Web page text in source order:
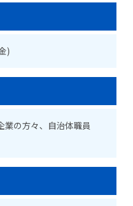
)
業の方々、自治体職員